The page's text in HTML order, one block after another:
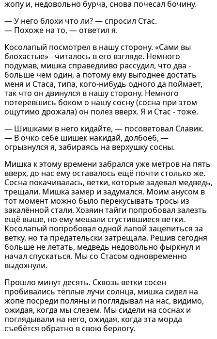
жопу и, недовольно бурча, снова почесал бочину.
— У него блохи что ли? — спросил Стас.
— Похоже на то, — ответил я.
Косолапый посмотрел в нашу сторону. «Сами вы
блохастые» - читалось в его взгляде. Немного
подумав, мишка справедливо рассудил, что два -
больше чем один, а потому ему выгоднее достать
меня и Стаса, типа, кого-нибудь одного да поймает,
так что он двинулся в нашу сторону. Немного
потеревшись боком о нашу сосну (сосна при этом
ощутимо дрожала) он полез вверх. Я и Стас - тоже.
— Шишками в него кидайте, — посоветовал Славик.
— В очко себе шишек накидай, долбоёб, —
огрызнулся я, забираясь на верхушку сосны.
Мишка к этому времени забрался уже метров на пять
вверх, до нас ему оставалось ещё почти столько же.
Сосна покачивалась, ветки, которые задевал медведь,
трещали. Мишка замер и задумался. Моим анусом в
тот момент можно было перекусывать тросы из
закалённой стали. Хозяин тайги попробовал залезть
ещё выше, но ему мешали сгустившиеся ветки.
Косолапый попробовал одной лапой зацепиться за
ветку, но та предательски затрещала. Решив сегодня
больше не летать, медведь недовольно фыркнул и
начал спускаться. Мы со Стасом одновременно
выдохнули.
Прошло минут десять. Сквозь ветки сосен
пробивались тёплые лучи солнца, мишка сидел на
жопе посреди поляны и поглядывал на нас, видимо,
ожидая, когда мы слезем. Мы сидели на соснах и
поглядывали на него, ожидая, когда эта морда
съебётся обратно в свою берлогу.